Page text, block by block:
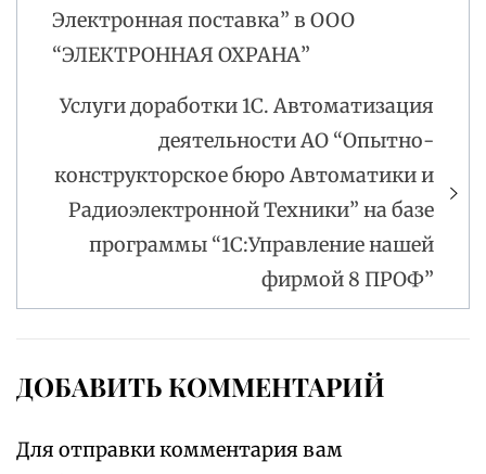
Электронная поставка” в ООО
“ЭЛЕКТРОННАЯ ОХРАНА”
Услуги доработки 1С. Автоматизация
деятельности АО “Опытно-
конструкторское бюро Автоматики и
Радиоэлектронной Техники” на базе
программы “1С:Управление нашей
фирмой 8 ПРОФ”
ДОБАВИТЬ КОММЕНТАРИЙ
Для отправки комментария вам